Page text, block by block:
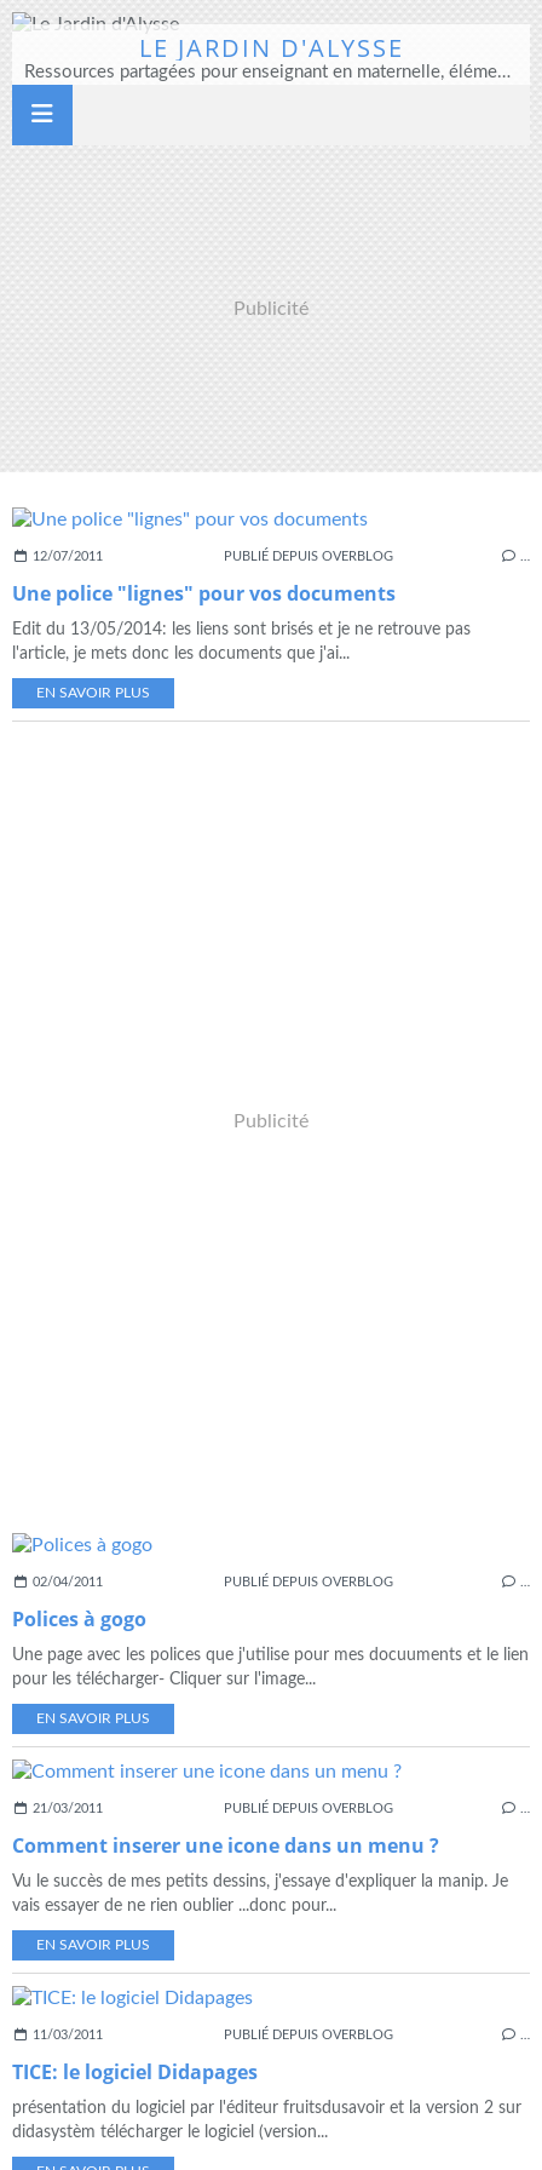
LE JARDIN D'ALYSSE
Ressources partagées pour enseignant en maternelle, élémentaire et direction d'école
Publicité
12/07/2011 PUBLIÉ DEPUIS OVERBLOG
Une police "lignes" pour vos documents
Edit du 13/05/2014: les liens sont brisés et je ne retrouve pas
l'article, je mets donc les documents que j'ai...
EN SAVOIR PLUS
Publicité
02/04/2011 PUBLIÉ DEPUIS OVERBLOG
Polices à gogo
Une page avec les polices que j'utilise pour mes docuuments et le lien
pour les télécharger- Cliquer sur l'image...
EN SAVOIR PLUS
21/03/2011 PUBLIÉ DEPUIS OVERBLOG
Comment inserer une icone dans un menu ?
Vu le succès de mes petits dessins, j'essaye d'expliquer la manip. Je
vais essayer de ne rien oublier ...donc pour...
EN SAVOIR PLUS
11/03/2011 PUBLIÉ DEPUIS OVERBLOG
TICE: le logiciel Didapages
présentation du logiciel par l'éditeur fruitsdusavoir et la version 2 sur
didasystèm télécharger le logiciel (version...